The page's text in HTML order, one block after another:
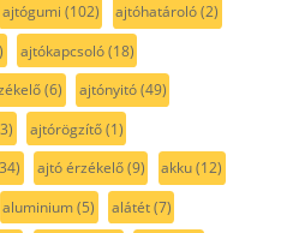
ajtógumi (102) ajtóhatároló(2)
ajtókapcsoló(18)
(6) ajtónyitó(49)
ajtórögzítő(1)
ajtó érzékelő(9) akku(12)
aluminium(5) alátét(7)